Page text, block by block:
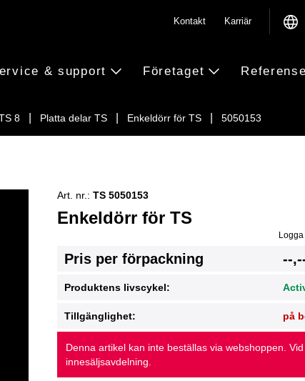
8 Platta delar TS Enkeldörr för TS 5050153
& support Företaget
Kontakt Karriär
Enkeldörr för TS
Art. nr.: TS 5050153
Pris per förpackning --
Produktens livscykel:
Tillgänglighet: på
Denna artikel kan inte beställas via webshoppen.
innesäljsavdelning.